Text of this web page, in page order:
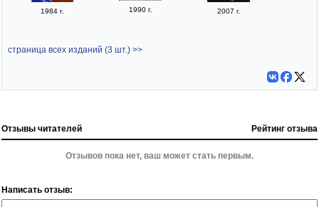
1984 г. 1990 г. 2007 г.
страница всех изданий (3 шт.) >>
Отзывы читателей Рейтинг отзыва
Отзывов пока нет, ваш может стать первым.
Написать отзыв: